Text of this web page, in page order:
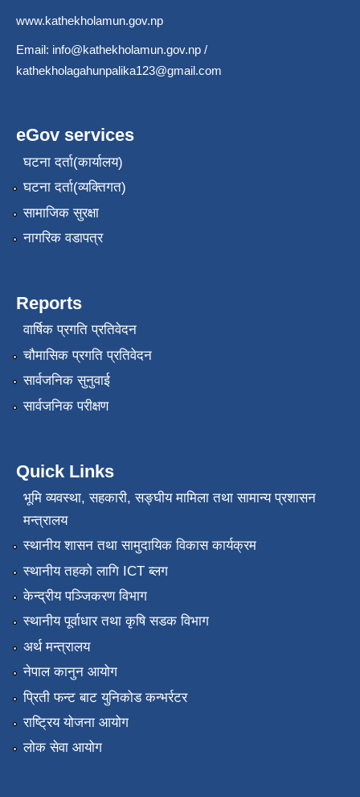
www.kathekholamun.gov.np
Email: info@kathekholamun.gov.np /
kathekholagahunpalika123@gmail.com
eGov services
घटना दर्ता(कार्यालय)
घटना दर्ता(व्यक्तिगत)
सामाजिक सुरक्षा
नागरिक वडापत्र
Reports
वार्षिक प्रगति प्रतिवेदन
चौमासिक प्रगति प्रतिवेदन
सार्वजनिक सुनुवाई
सार्वजनिक परीक्षण
Quick Links
भूमि व्यवस्था, सहकारी, सङ्‍घीय मामिला तथा सामान्य प्रशासन
मन्त्रालय
स्थानीय शासन तथा सामुदायिक विकास कार्यक्रम
स्थानीय तहको लागि ICT ब्लग
केन्द्रीय पञ्जिकरण विभाग
स्थानीय पूर्वाधार तथा कृषि सडक विभाग
अर्थ मन्त्रालय
नेपाल कानुन आयोग
प्रिती फन्ट बाट युनिकोड कन्भर्रटर
राष्ट्रिय योजना आयोग
लोक सेवा आयोग